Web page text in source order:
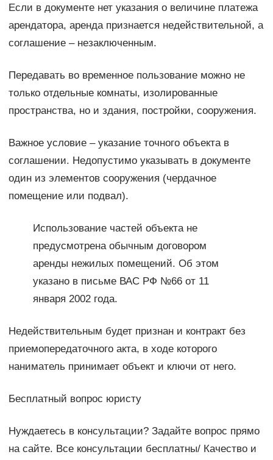
Если в документе нет указания о величине платежа
арендатора, аренда признается недействительной, а
соглашение – незаключенным.
Передавать во временное пользование можно не
только отдельные комнаты, изолированные
пространства, но и здания, постройки, сооружения.
Важное условие – указание точного объекта в
соглашении. Недопустимо указывать в документе
один из элементов сооружения (чердачное
помещение или подвал).
Использование частей объекта не
предусмотрена обычным договором
аренды нежилых помещений. Об этом
указано в письме ВАС РФ №66 от 11
января 2002 года.
Недействительным будет признан и контракт без
приемопередаточного акта, в ходе которого
наниматель принимает объект и ключи от него.
Бесплатный вопрос юристу
Нуждаетесь в консультации? Задайте вопрос прямо
на сайте. Все консультации бесплатны/ Качество и